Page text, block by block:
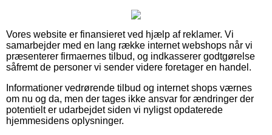
Vores website er finansieret ved hjælp af reklamer. Vi
samarbejder med en lang række internet webshops når vi
præsenterer firmaernes tilbud, og indkasserer godtgørelse
såfremt de personer vi sender videre foretager en handel.
Informationer vedrørende tilbud og internet shops værnes
om nu og da, men der tages ikke ansvar for ændringer der
potentielt er udarbejdet siden vi nyligst opdaterede
hjemmesidens oplysninger.